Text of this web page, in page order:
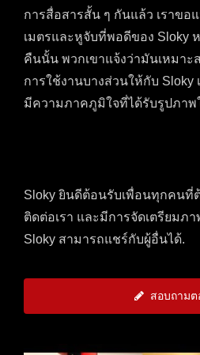
การสื่อสารสั้น ๆ กันแล้ว เราขอ
เมตรและหูจับที่พอดีของ Sloky
คืนนั้น พวกเขาแจ้งว่ามันเหมา
การใช้งานบางส่วนให้กับ Sloky
มีความภาคภูมิใจที่ได้รับรูปภา
Sloky ยินดีต้อนรับเพื่อนทุกคนที่
ติดต่อเรา และมีการจัดเตรียมภ
Sloky สามารถแชร์กับผู้อื่นได้.
สอบถาม